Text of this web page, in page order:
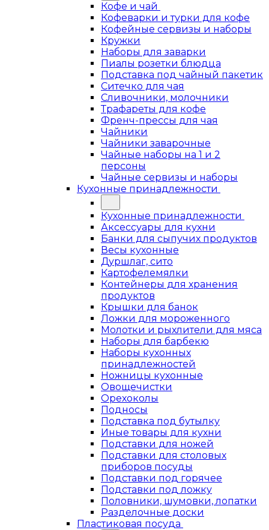
Кофе и чай
Кофеварки и турки для кофе
Кофейные сервизы и наборы
Кружки
Наборы для заварки
Пиалы розетки блюдца
Подставка под чайный пакетик
Ситечко для чая
Сливочники, молочники
Трафареты для кофе
Френч-прессы для чая
Чайники
Чайники заварочные
Чайные наборы на 1 и 2
персоны
Чайные сервизы и наборы
Кухонные принадлежности
Кухонные принадлежности
Аксессуары для кухни
Банки для сыпучих продуктов
Весы кухонные
Дуршлаг, сито
Картофелемялки
Контейнеры для хранения
продуктов
Крышки для банок
Ложки для мороженного
Молотки и рыхлители для мяса
Наборы для барбекю
Наборы кухонных
принадлежностей
Ножницы кухонные
Овощечистки
Орехоколы
Подносы
Подставка под бутылку
Иные товары для кухни
Подставки для ножей
Подставки для столовых
приборов посуды
Подставки под горячее
Подставки под ложку
Половники, шумовки, лопатки
Разделочные доски
Пластиковая посуда